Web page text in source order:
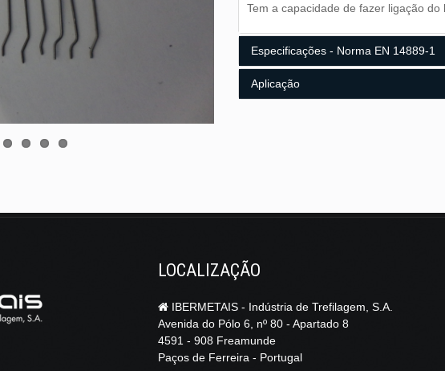
Tem a capacidade de fazer ligação
Especificações - Norma EN 14889-1
Composição Química
Aplicação
LOCALIZAÇÃO
IBERMETAIS - Indústria de Trefilagem, S.A.
Avenida do Pólo 6, nº 80 - Apartado 8
4591 - 908 Freamunde
Paços de Ferreira - Portugal